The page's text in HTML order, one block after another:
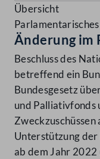
Übersicht
Änderung im
Beschluss des
betreffend ein
Bundesgesetz
und Palliativfonds
Unterstützung
ab dem Jahr